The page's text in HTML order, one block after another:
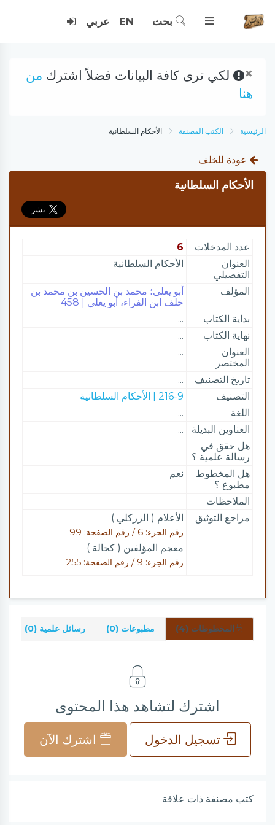
بحث EN عربي
× لكي ترى كافة البيانات فضلاً اشترك من
هنا
الرئيسية الكتب المصنفة الأحكام السلطانية
عودة للخلف
الأحكام السلطانية
عدد المدخلات
6
العنوان
التفصيلي
الأحكام السلطانية
المؤلف
أبو يعلى؛ محمد بن الحسين بن محمد بن
خلف ابن الفراء، أبو يعلى | 458
بداية الكتاب
...
نهاية الكتاب
...
العنوان
المختصر
...
تاريخ التصنيف
...
التصنيف
216-9 | الأحكام السلطانية
اللغة
...
العناوين البديلة
...
هل حقق في
رسالة علمية ؟
هل المخطوط
مطبوع ؟
نعم
الملاحظات
مراجع التوثيق
الأعلام ( الزركلي )
رقم الجزء: 6 / رقم الصفحة: 99
معجم المؤلفين ( كحالة )
رقم الجزء: 9 / رقم الصفحة: 255
المخطوطات (4) مطبوعات (0) رسائل علمية (0)
اشترك لتشاهد هذا المحتوى
تسجيل الدخول اشترك الآن
كتب مصنفة ذات علاقة